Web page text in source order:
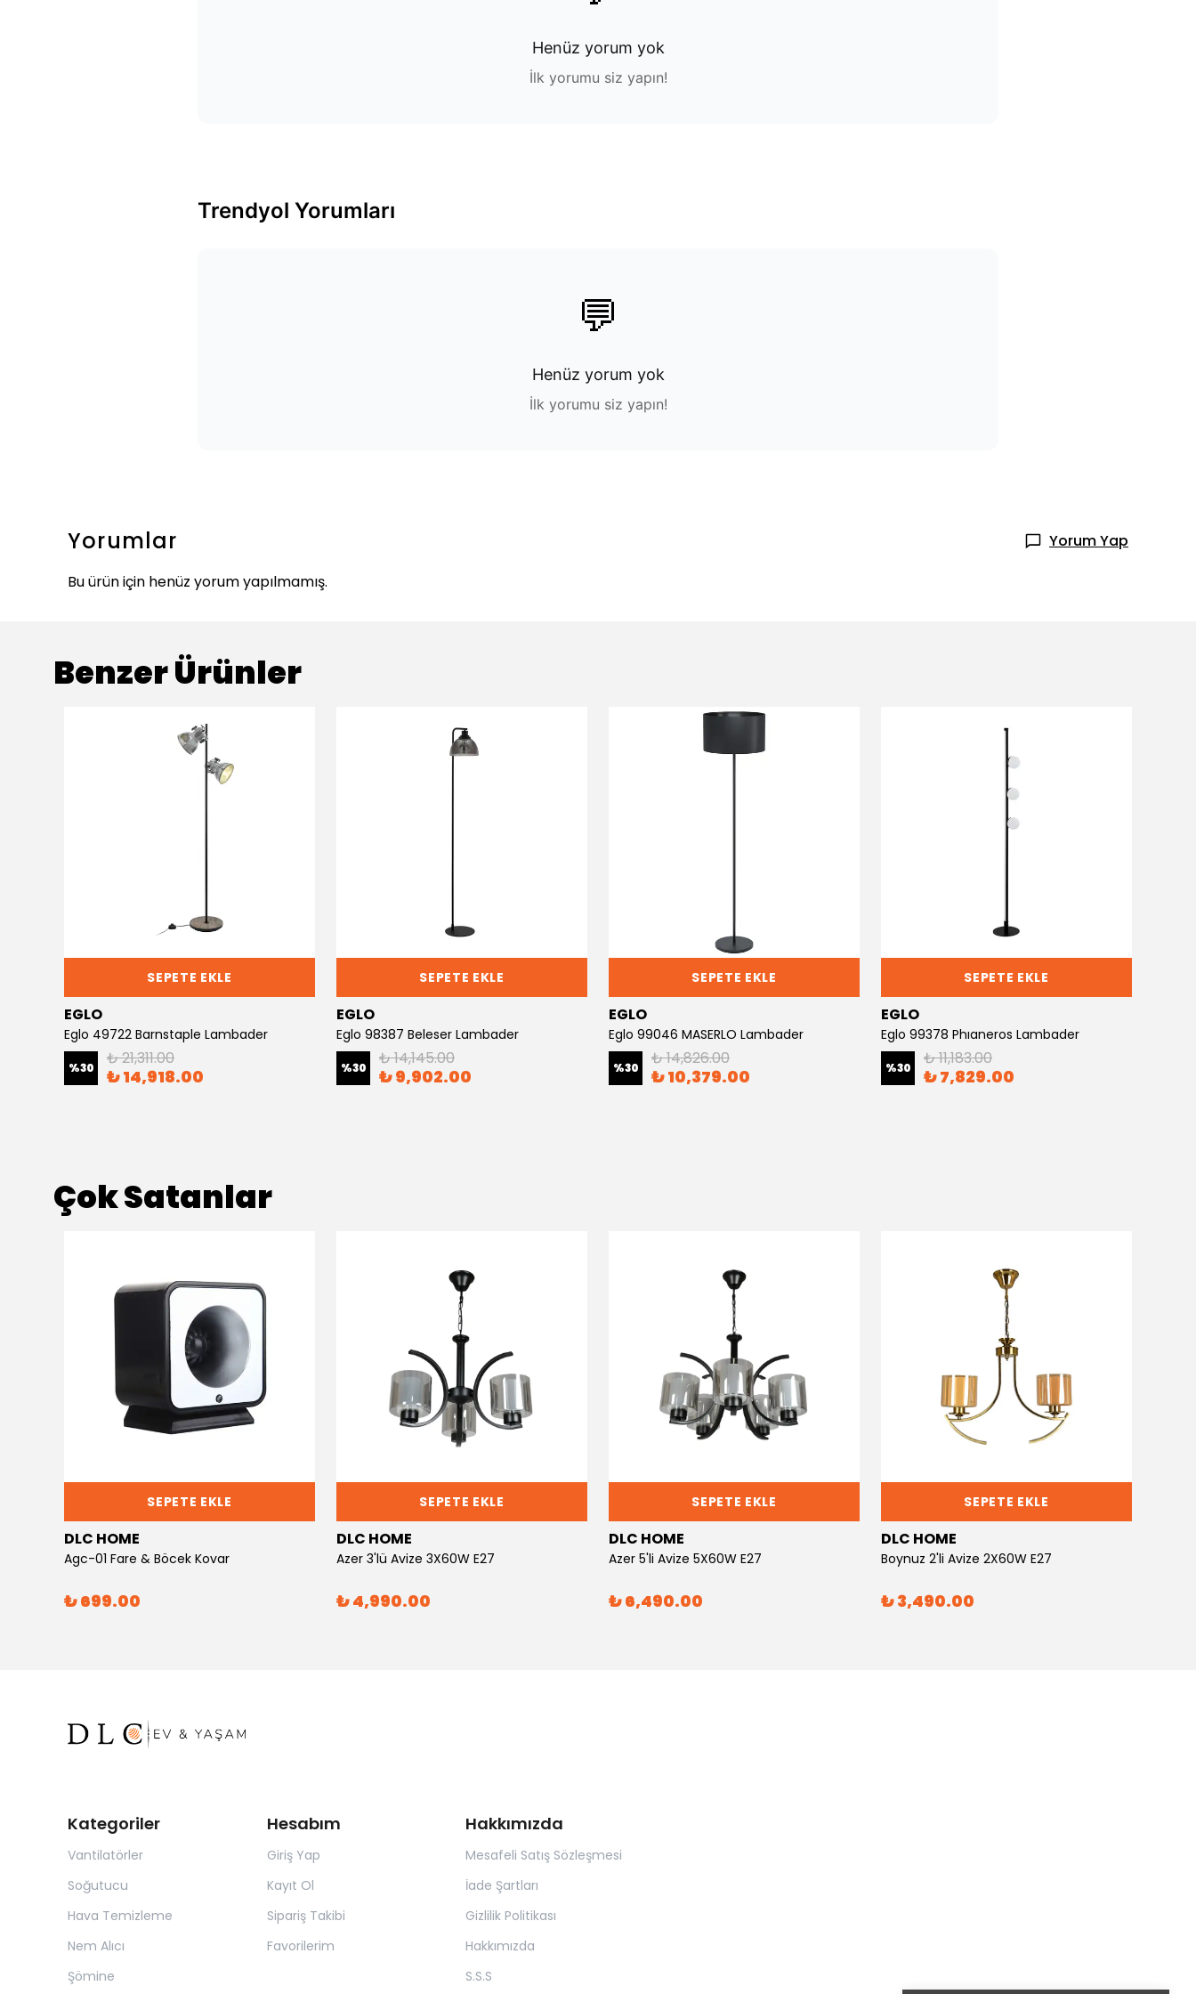
Henüz yorum yok
İlk yorumu siz yapın!
Trendyol Yorumları
💬
Henüz yorum yok
İlk yorumu siz yapın!
Yorumlar
Yorum Yap
Bu ürün için henüz yorum yapılmamış.
Benzer Ürünler
SEPETE EKLE
EGLO
Eglo 49722 Barnstaple Lambader
%30 ₺ 21,311.00
₺ 14,918.00
SEPETE EKLE
EGLO
Eglo 98387 Beleser Lambader
%30 ₺ 14,145.00
₺ 9,902.00
SEPETE EKLE
EGLO
Eglo 99046 MASERLO Lambader
%30 ₺ 14,826.00
₺ 10,379.00
SEPETE EKLE
EGLO
Eglo 99378 Phıaneros Lambader
%30 ₺ 11,183.00
₺ 7,829.00
Çok Satanlar
SEPETE EKLE
DLC HOME
Agc-01 Fare & Böcek Kovar
₺ 699.00
SEPETE EKLE
DLC HOME
Azer 3'lü Avize 3X60W E27
₺ 4,990.00
SEPETE EKLE
DLC HOME
Azer 5'li Avize 5X60W E27
₺ 6,490.00
SEPETE EKLE
DLC HOME
Boynuz 2'li Avize 2X60W E27
₺ 3,490.00
Kategoriler
Vantilatörler
Soğutucu
Hava Temizleme
Nem Alıcı
Şömine
Hesabım
Giriş Yap
Kayıt Ol
Sipariş Takibi
Favorilerim
Hakkımızda
Mesafeli Satış Sözleşmesi
İade Şartları
Gizlilik Politikası
Hakkımızda
S.S.S